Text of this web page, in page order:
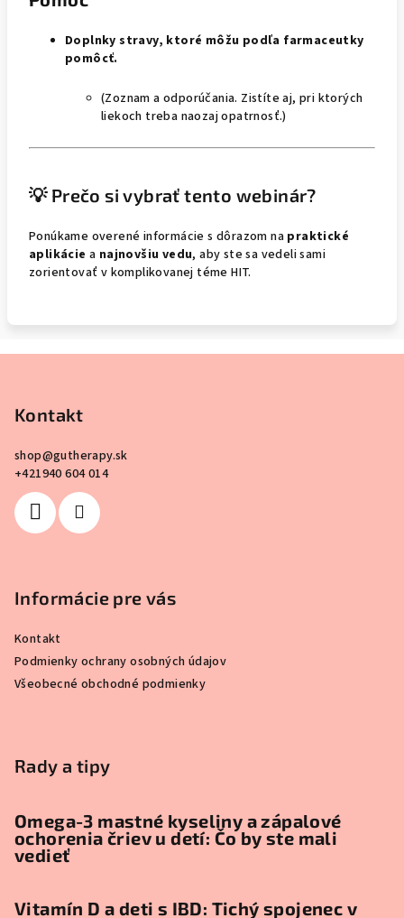
Doplnky stravy, ktoré môžu podľa farmaceutky
pomôcť.
(Zoznam a odporúčania. Zistíte aj, pri ktorých
liekoch treba naozaj opatrnosť.)
💡 Prečo si vybrať tento webinár?
Ponúkame overené informácie s dôrazom na praktické
aplikácie a najnovšiu vedu, aby ste sa vedeli sami
zorientovať v komplikovanej téme HIT.
Kontakt
shop@gutherapy.sk
+421940 604 014
Informácie pre vás
Kontakt
Podmienky ochrany osobných údajov
Všeobecné obchodné podmienky
Rady a tipy
Omega-3 mastné kyseliny a zápalové
ochorenia čriev u detí: Čo by ste mali
vedieť
Vitamín D a deti s IBD: Tichý spojenec v